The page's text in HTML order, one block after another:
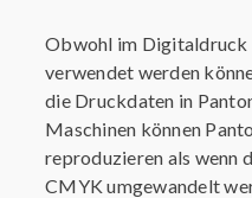
Obwohl im Digitaldruck
verwendet werden
die Druckdaten in
Maschinen können
reproduzieren als wenn
CMYK umgewandelt